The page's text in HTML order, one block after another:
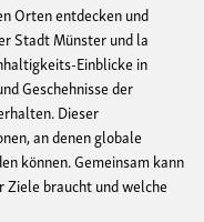
Orten entdecken und
Stadt Münster und la
Einblicke in
Geschehnisse der
Dieser
an denen globale
können. Gemeinsam kann
Ziele braucht und welche